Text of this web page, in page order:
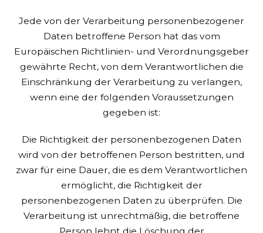
Jede von der Verarbeitung personenbezogener
Daten betroffene Person hat das vom
Europäischen Richtlinien- und Verordnungsgeber
gewährte Recht, von dem Verantwortlichen die
Einschränkung der Verarbeitung zu verlangen,
wenn eine der folgenden Voraussetzungen
gegeben ist:
Die Richtigkeit der personenbezogenen Daten
wird von der betroffenen Person bestritten, und
zwar für eine Dauer, die es dem Verantwortlichen
ermöglicht, die Richtigkeit der
personenbezogenen Daten zu überprüfen. Die
Verarbeitung ist unrechtmäßig, die betroffene